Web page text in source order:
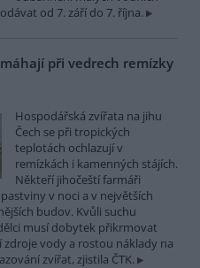
od 7. září do 7. října.
při vedrech remízky
Hospodářská zvířata na jihu
Čech se při tropických
teplotách ochlazují v
remízkách i kamenných stájích.
Někteří jihočeští farmáři
v noci a v největších
budov. Kvůli suchu
musí dobytek přikrmovat
zdroje vody a rostou náklady na
zvířat, zjistila ČTK.